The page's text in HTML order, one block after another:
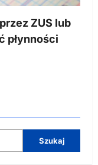
ZUS lub
płynności
Szukaj